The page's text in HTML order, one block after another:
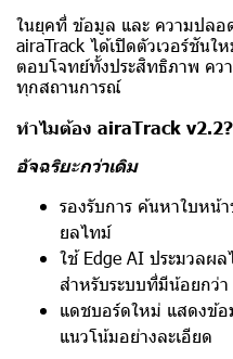
ในยุคที่ ข้อมูล และ ความปล
airaTrack ได้เปิดตัวเวอร์ชัน
ตอบโจทย์ทั้งประสิทธิภาพ คว
ทุกสถานการณ์
ทำไมต้อง airaTrack v2.2?
อัจฉริยะกว่าเดิม
รองรับการ ค้นหาใบหน้
ยลไทม์
ใช้ Edge AI ประมวลผล
สำหรับระบบที่มีน้อยกว่
แดชบอร์ดใหม่ แสดงข้
แนวโน้มอย่างละเอียด